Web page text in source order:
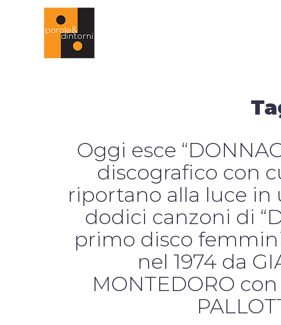
Oggi esce
discografico con
riportano alla luce in
dodici canzoni di
primo disco
nel 1974 da
MONTEDORO